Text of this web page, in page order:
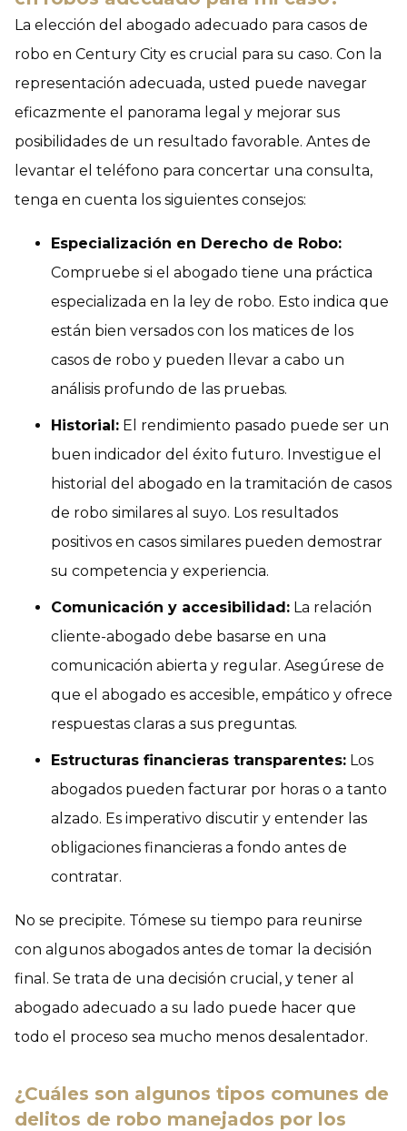
La elección del abogado adecuado para casos de
robo en Century City es crucial para su caso. Con la
representación adecuada, usted puede navegar
eficazmente el panorama legal y mejorar sus
posibilidades de un resultado favorable. Antes de
levantar el teléfono para concertar una consulta,
tenga en cuenta los siguientes consejos:
Especialización en Derecho de Robo:
Compruebe si el abogado tiene una práctica
especializada en la ley de robo. Esto indica que
están bien versados con los matices de los
casos de robo y pueden llevar a cabo un
análisis profundo de las pruebas.
Historial: El rendimiento pasado puede ser un
buen indicador del éxito futuro. Investigue el
historial del abogado en la tramitación de casos
de robo similares al suyo. Los resultados
positivos en casos similares pueden demostrar
su competencia y experiencia.
Comunicación y accesibilidad: La relación
cliente-abogado debe basarse en una
comunicación abierta y regular. Asegúrese de
que el abogado es accesible, empático y ofrece
respuestas claras a sus preguntas.
Estructuras financieras transparentes: Los
abogados pueden facturar por horas o a tanto
alzado. Es imperativo discutir y entender las
obligaciones financieras a fondo antes de
contratar.
No se precipite. Tómese su tiempo para reunirse
con algunos abogados antes de tomar la decisión
final. Se trata de una decisión crucial, y tener al
abogado adecuado a su lado puede hacer que
todo el proceso sea mucho menos desalentador.
¿Cuáles son algunos tipos comunes de
delitos de robo manejados por los